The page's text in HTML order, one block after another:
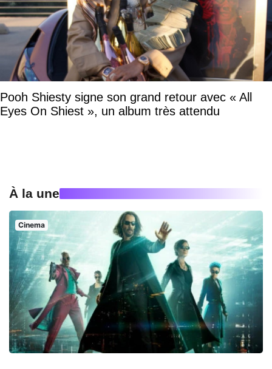
Pooh Shiesty signe son grand retour avec « All
Eyes On Shiest », un album très attendu
À la une
Cinema